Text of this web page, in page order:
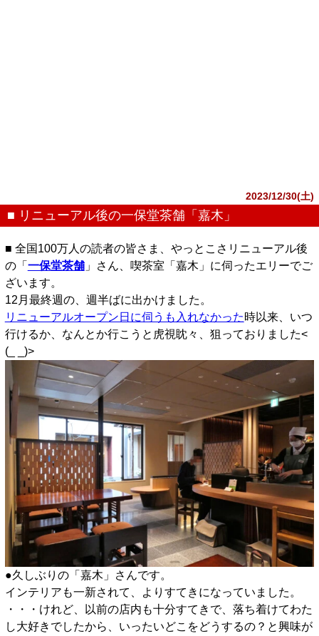
2023/12/30(土)
■ リニューアル後の一保堂茶舗「嘉木」
■ 全国100万人の読者の皆さま、やっとこさリニューアル後
の「 一保堂茶舗」さん、喫茶室「嘉木」に伺ったエリーでご
ざいます。
12月最終週の、週半ばに出かけました。
リニューアルオープン日に伺うも入れなかった時以来、いつ
行けるか、なんとか行こうと虎視眈々、狙っておりました<
(_ _)>
●久しぶりの「嘉木」さんです。
インテリアも一新されて、よりすてきになっていました。
・・・けれど、以前の店内も十分すてきで、落ち着けてわた
し大好きでしたから、いったいどこをどうするの？と興味が